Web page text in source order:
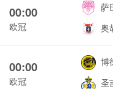
00:00
欧冠
萨
奥
00:00
欧冠
博
圣